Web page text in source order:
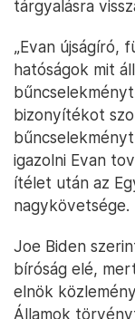
tárgyalásra
„Evan újságíró,
hatóságok mit
bizonyítékot
igazolni Evan
ítélet után az
nagykövetsége.
Joe Biden
bíróság elé,
elnök
Államok